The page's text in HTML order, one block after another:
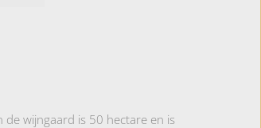
wijngaard is 50 hectare en is